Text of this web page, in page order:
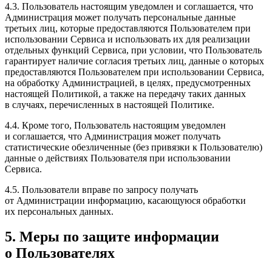
4.3. Пользователь настоящим уведомлен и соглашается, что
Администрация может получать персональные данные
третьих лиц, которые предоставляются Пользователем при
использовании Сервиса и использовать их для реализации
отдельных функций Сервиса, при условии, что Пользователь
гарантирует наличие согласия третьих лиц, данные о которых
предоставляются Пользователем при использовании Сервиса,
на обработку Администрацией, в целях, предусмотренных
настоящей Политикой, а также на передачу таких данных
в случаях, перечисленных в настоящей Политике.
4.4. Кроме того, Пользователь настоящим уведомлен
и соглашается, что Администрация может получать
статистические обезличенные (без привязки к Пользователю)
данные о действиях Пользователя при использовании
Сервиса.
4.5. Пользователи вправе по запросу получать
от Администрации информацию, касающуюся обработки
их персональных данных.
5. Меры по защите информации
о Пользователях